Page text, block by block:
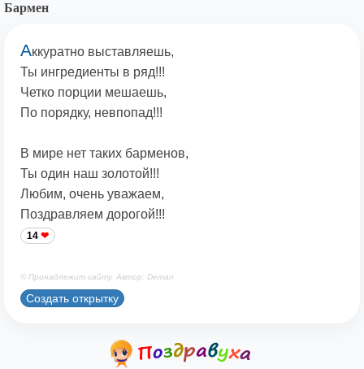
Бармен
Аккуратно выставляешь,
Ты ингредиенты в ряд!!!
Четко порции мешаешь,
По порядку, невпопад!!!
В мире нет таких барменов,
Ты один наш золотой!!!
Любим, очень уважаем,
Поздравляем дорогой!!!
14
© Принадлежит сайту. Автор: Deman
Создать открытку